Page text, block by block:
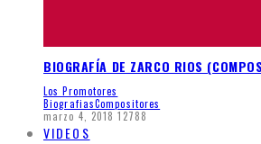
BIOGRAFÍA DE ZARCO RIOS
Los Promotores
BiografiasCompositores
marzo 4, 2018 12788
VIDEOS